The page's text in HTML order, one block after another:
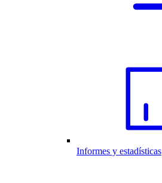
Informes y estadísticas